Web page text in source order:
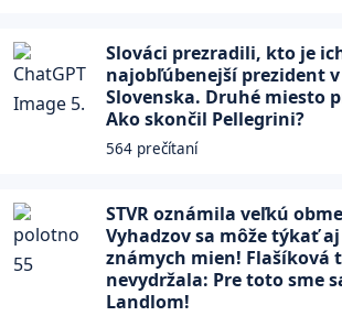
Slováci prezradili, kto je
najobľúbenejší prezident
Slovenska. Druhé miesto
Ako skončil Pellegrini?
564 prečítaní
STVR oznámila veľkú
Vyhadzov sa môže týkať
známych mien! Flašíková
nevydržala: Pre toto sme
Landlom!